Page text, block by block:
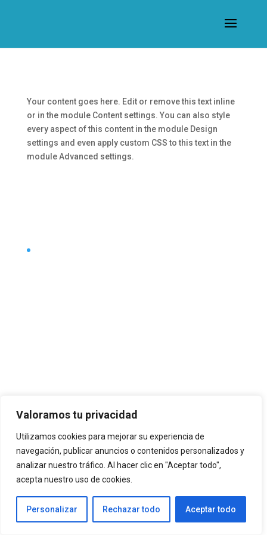
Valoramos tu privacidad
Utilizamos cookies para mejorar su experiencia de
navegación, publicar anuncios o contenidos personalizados y
analizar nuestro tráfico. Al hacer clic en "Aceptar todo",
acepta nuestro uso de cookies.
Personalizar Rechazar todo Aceptar todo
Your content goes here. Edit or remove this text inline
or in the module Content settings. You can also style
every aspect of this content in the module Design
settings and even apply custom CSS to this text in the
module Advanced settings.